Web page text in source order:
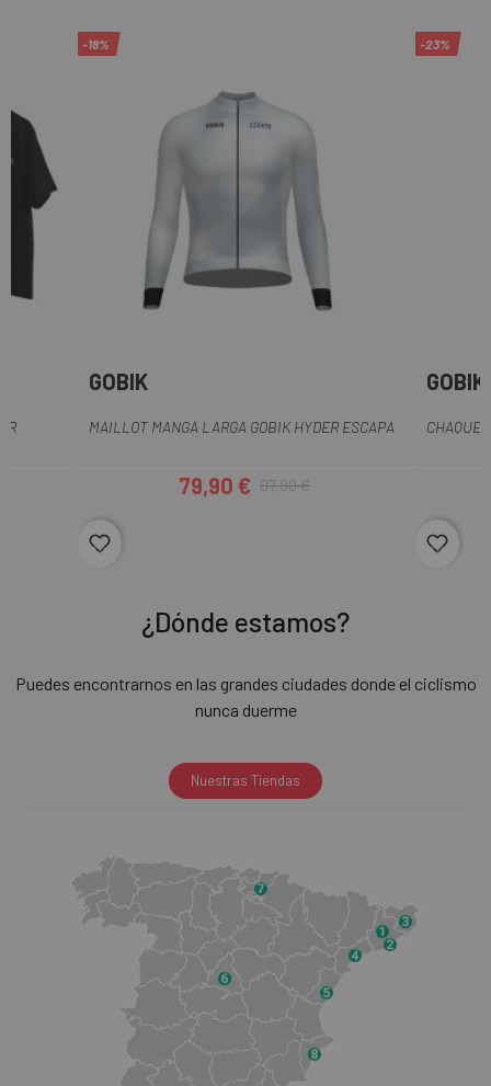
d
d
-18%
GOBIK
MAILLOT MANGA LARGA GOBIK HYDER ESCAPA
Precio
79,90 €Precio regular
97,90 €
fa
b
-23%
GOBIK
fa
b
¿Dónde estamos?
Puedes encontrarnos en las grandes ciudades donde el ciclismo
nunca duerme
Nuestras Tiendas